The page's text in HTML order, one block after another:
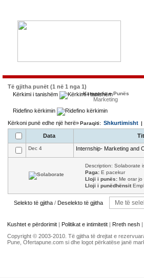
Të gjitha punët (1 në 1 nga 1)
Kërkimi i tanishëm
Kategoria e Punës
Marketing
Ridefino kërkimin
Kërkoni punë edhe një herë»Paraqiti: Shkurtimisht |
Data
Dec 4 Internship- Marketing and
Description: Solaborate
Paga: E pacekur
Lloji i punës: Me orar jo
Lloji i punëdhënsit
Selekto të gjitha / Deselekto të gjitha
Kushtet e përdorimit | Politikat e intimitetit | Rreth nesh |
Copyright © 2003-2010. Të gjitha të drejtat e
Pune, Ofertapune.com si dhe logot përkatëse janë